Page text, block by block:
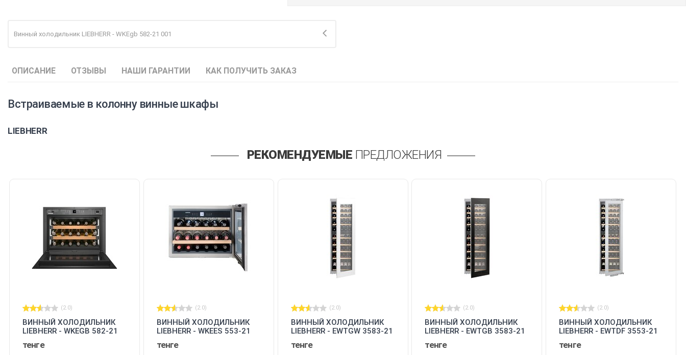
Винный холодильник LIEBHERR - WKEgb 582-21 001
ОПИСАНИЕ ОТЗЫВЫ НАШИ ГАРАНТИИ КАК ПОЛУЧИТЬ ЗАКАЗ
Встраиваемые в колонну винные шкафы
LIEBHERR
РЕКОМЕНДУЕМЫЕ ПРЕДЛОЖЕНИЯ
(2.0)
ВИННЫЙ ХОЛОДИЛЬНИК
LIEBHERR - WKEGB 582-21
тенге
(2.0)
ВИННЫЙ ХОЛОДИЛЬНИК
LIEBHERR - WKEES 553-21
тенге
(2.0)
ВИННЫЙ ХОЛОДИЛЬНИК
LIEBHERR - EWTGW 3583-21
тенге
(2.0)
ВИННЫЙ ХОЛОДИЛЬНИК
LIEBHERR - EWTGB 3583-21
тенге
(2.0)
ВИННЫЙ ХОЛОДИЛЬНИК
LIEBHERR - EWTDF 3553-21
тенге